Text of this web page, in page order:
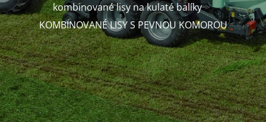
kombinované lisy na kulaté balíky
KOMBINOVANÉ LISY S PEVNOU KOMOROU